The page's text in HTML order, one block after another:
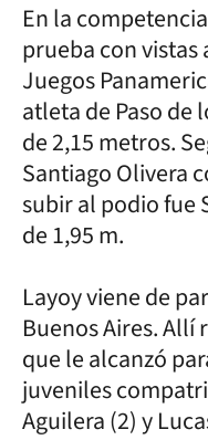
En la
prueba con
Juegos
atleta de Paso de
de 2,15 metros.
Santiago Olivera
subir al podio fue
de 1,95 m.
Layoy viene de
Buenos Aires. Allí
que le alcanzó
juveniles
Aguilera (2) y